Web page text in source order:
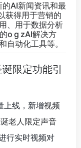
AI新闻资讯和最
获得用于营销的
、用于数据分析
o g zAI解决方
自动化工具等。
限定功能引
上线，新增视频
老人限定声音
行实时视频对